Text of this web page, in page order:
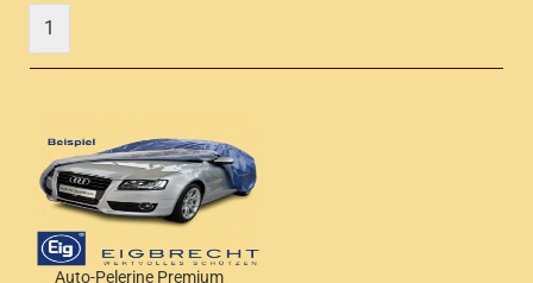
1
Auto-Pelerine Premium